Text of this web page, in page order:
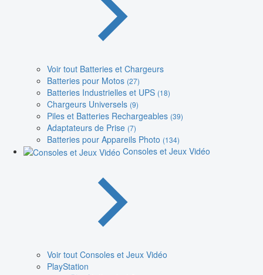
Voir tout Batteries et Chargeurs
Batteries pour Motos (27)
Batteries Industrielles et UPS (18)
Chargeurs Universels (9)
Piles et Batteries Rechargeables (39)
Adaptateurs de Prise (7)
Batteries pour Appareils Photo (134)
Consoles et Jeux Vidéo
Voir tout Consoles et Jeux Vidéo
PlayStation